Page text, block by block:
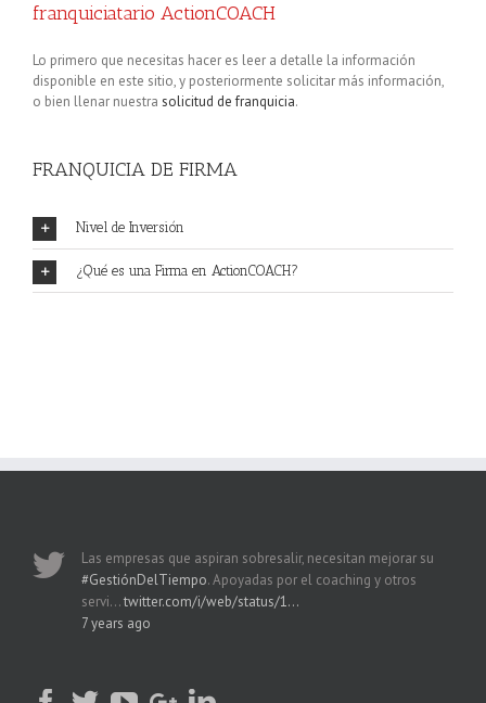
franquiciatario ActionCOACH
Lo primero que necesitas hacer es leer a detalle la información
disponible en este sitio, y posteriormente solicitar más información,
o bien llenar nuestra solicitud de franquicia.
FRANQUICIA DE FIRMA
Nivel de Inversión
¿Qué es una Firma en ActionCOACH?
Las empresas que aspiran sobresalir, necesitan mejorar su
#GestiónDelTiempo. Apoyadas por el coaching y otros
servi…twitter.com/i/web/status/1…
7 years ago